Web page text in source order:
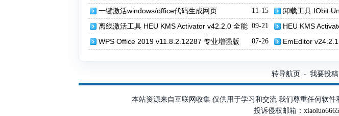
11-15
一键激活windows/office代码生成网页
卸载工具 IObit
活便携版
09-21
离线激活工具 HEU KMS Activator v42.2.0 全能
激活神器
HEU KMS
07-26
WPS Office 2019 v11.8.2.12287 专业增强版
EmEditor
转导航页 - 我要投稿
本站资源来自互联网收集 仅供用于学习和交流 我们尊重任何软
投诉侵权邮箱：